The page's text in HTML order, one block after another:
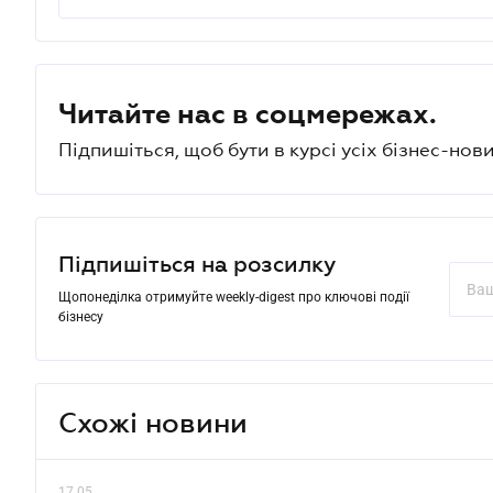
Читайте нас в соцмережах.
Підпишіться, щоб бути в курсі усіх бізнес-
Підпишіться на розсилку
Щопонеділка отримуйте weekly-digest про ключові події
бізнесу
Схожі новини